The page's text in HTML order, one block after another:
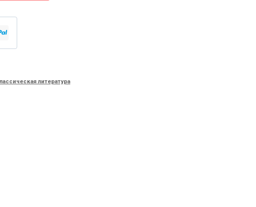
литература